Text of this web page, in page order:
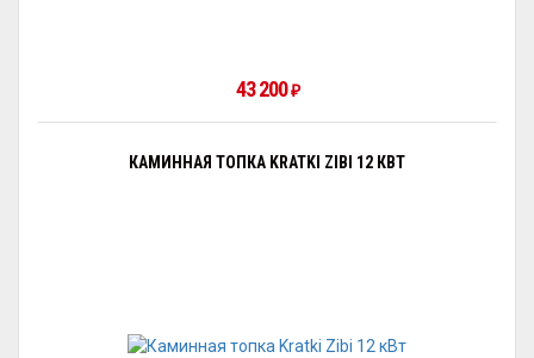
43 200₽
КАМИННАЯ ТОПКА KRATKI ZIBI 12 КВТ